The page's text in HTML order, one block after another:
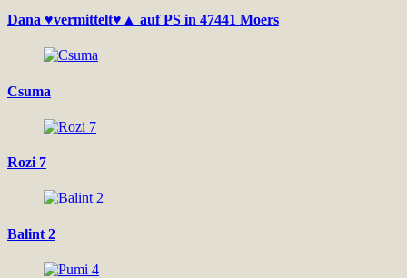
Dana ♥vermittelt♥▲ auf PS in 47441 Moers
Csuma
Rozi 7
Balint 2